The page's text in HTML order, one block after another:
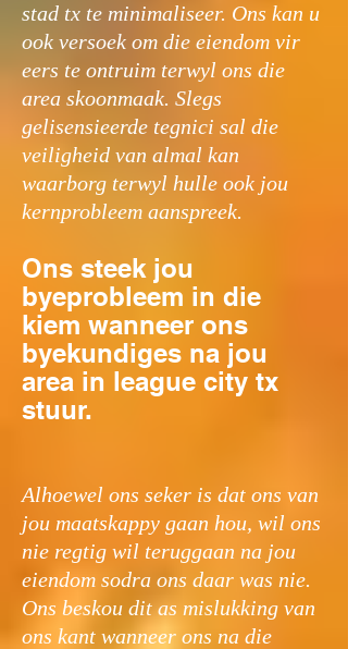
stad tx te minimaliseer. Ons kan u
ook versoek om die eiendom vir
eers te ontruim terwyl ons die
area skoonmaak. Slegs
gelisensieerde tegnici sal die
veiligheid van almal kan
waarborg terwyl hulle ook jou
kernprobleem aanspreek.
Ons steek jou
byeprobleem in die
kiem wanneer ons
byekundiges na jou
area in league city tx
stuur.
Alhoewel ons seker is dat ons van
jou maatskappy gaan hou, wil ons
nie regtig wil teruggaan na jou
eiendom sodra ons daar was nie.
Ons beskou dit as mislukking van
ons kant wanneer ons na die